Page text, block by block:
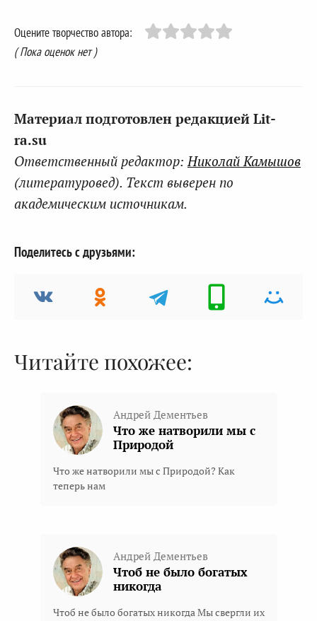
Оцените творчество автора:
( Пока оценок нет )
Материал подготовлен редакцией Lit-
ra.su
Ответственный редактор: Николай Камышов
(литературовед). Текст выверен по
академическим источникам.
Поделитесь с друзьями:
Читайте похожее:
Андрей Дементьев
Что же натворили мы с
Природой
Что же натворили мы с Природой? Как
теперь нам
Андрей Дементьев
Чтоб не было богатых
никогда
Чтоб не было богатых никогда Мы свергли их